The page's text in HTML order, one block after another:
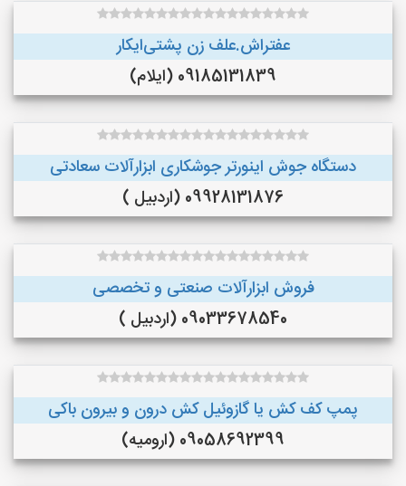
عفتراش.علف زن پشتی‌ایکار
09185131839 (ایلام)
دستگاه جوش اینورتر جوشکاری ابزارآلات سعادتی
09928131876 (اردبیل )
فروش ابزارآلات صنعتی و تخصصی
09033678540 (اردبیل )
پمپ کف کش یا گازوئیل کش درون و بیرون باکی
09058692399 (ارومیه)